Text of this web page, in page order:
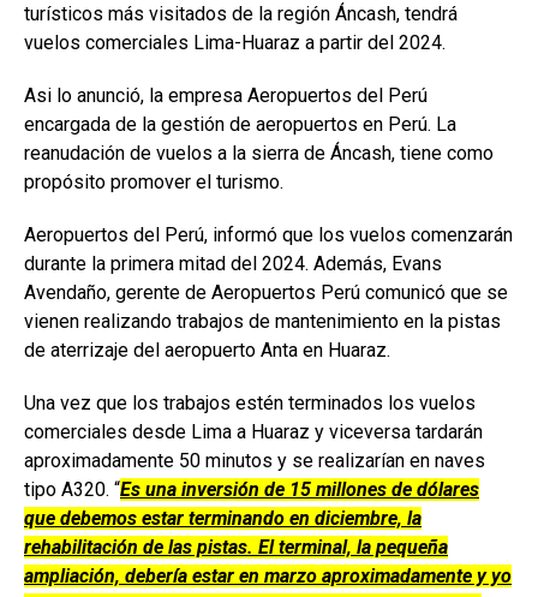
turísticos más visitados de la región Áncash, tendrá
vuelos comerciales Lima-Huaraz a partir del 2024.
Asi lo anunció, la empresa Aeropuertos del Perú
encargada de la gestión de aeropuertos en Perú. La
reanudación de vuelos a la sierra de Áncash, tiene como
propósito promover el turismo.
Aeropuertos del Perú, informó que los vuelos comenzarán
durante la primera mitad del 2024. Además, Evans
Avendaño, gerente de Aeropuertos Perú comunicó que se
vienen realizando trabajos de mantenimiento en la pistas
de aterrizaje del aeropuerto Anta en Huaraz.
Una vez que los trabajos estén terminados los vuelos
comerciales desde Lima a Huaraz y viceversa tardarán
aproximadamente 50 minutos y se realizarían en naves
tipo A320. “Es una inversión de 15 millones de dólares
que debemos estar terminando en diciembre, la
rehabilitación de las pistas. El terminal, la pequeña
ampliación, debería estar en marzo aproximadamente y yo